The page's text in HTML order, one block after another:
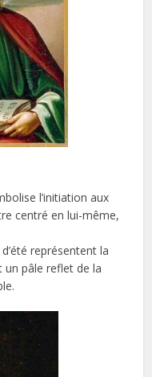
l’initiation aux
centré en lui-même,
représentent la
un pâle reflet de la